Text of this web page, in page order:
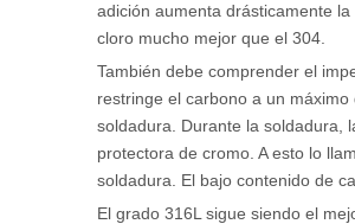
adición aumenta drásticamente
cloro mucho mejor que el 304.
También debe comprender el
restringe el carbono a un
soldadura. Durante la soldadura,
protectora de cromo. A esto lo
soldadura. El bajo contenido de
El grado 316L sigue siendo el